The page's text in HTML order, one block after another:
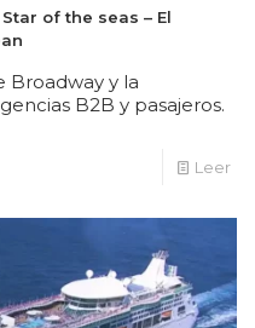
of the seas – El
Broadway y la
B2B y pasajeros.
Leer